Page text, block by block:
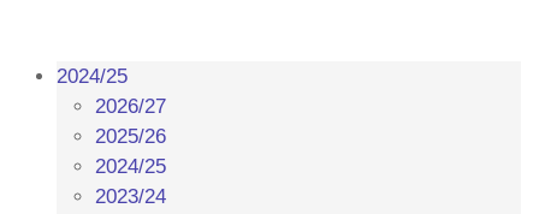
2024/25
2026/27
2025/26
2024/25
2023/24